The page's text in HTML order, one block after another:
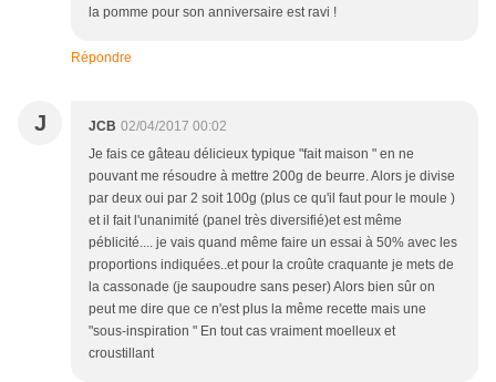
la pomme pour son anniversaire est ravi !
Répondre
J JCB 02/04/2017 00:02
Je fais ce gâteau délicieux typique "fait maison " en ne
pouvant me résoudre à mettre 200g de beurre. Alors je divise
par deux oui par 2 soit 100g (plus ce qu'il faut pour le moule )
et il fait l'unanimité (panel très diversifié)et est même
péblicité.... je vais quand même faire un essai à 50% avec les
proportions indiquées..et pour la croûte craquante je mets de
la cassonade (je saupoudre sans peser) Alors bien sûr on
peut me dire que ce n'est plus la même recette mais une
"sous-inspiration " En tout cas vraiment moelleux et
croustillant